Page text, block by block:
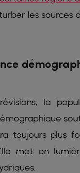
les sources
la
toujours plus
met en